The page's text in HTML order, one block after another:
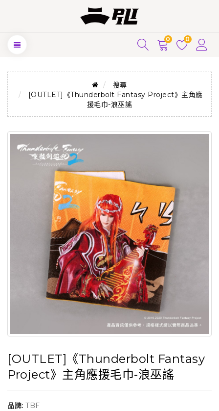
0 0
搜尋
[OUTLET]《Thunderbolt Fantasy Project》主角應
援毛巾-浪巫謠
[OUTLET]《Thunderbolt Fantasy
Project》主角應援毛巾-浪巫謠
品牌: TBF